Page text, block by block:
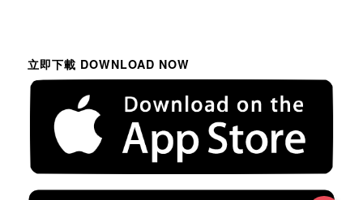
立即下載 DOWNLOAD NOW